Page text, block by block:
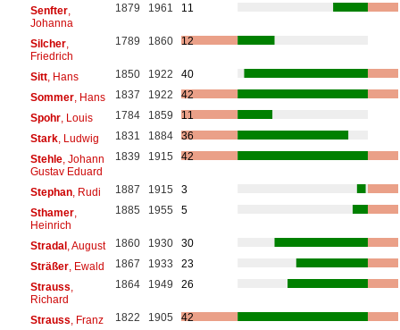
Senfter,
Johanna
1879 1961 11
Silcher,
Friedrich
1789 1860 12
Sitt, Hans 1850 1922
40
Sommer, Hans 1837 1922
42
Spohr, Louis 1784 1859
11
Stark, Ludwig 1831 1884
36
Stehle, Johann
Gustav Eduard
1839 1915 42
Stephan, Rudi 1887 1915
3
Sthamer,
Heinrich
1885 1955 5
Stradal, August 1860 1930
30
Sträßer, Ewald 1867 1933
23
Strauss
Richard
1864 1949 26
Strauss , Franz 1822 1905
42